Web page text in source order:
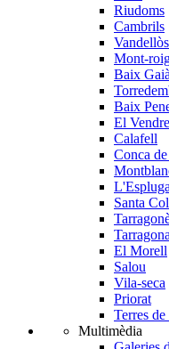
Riudoms
Cambrils
Mont-
Baix Gaià
Baix
El
Calafell
Conca
Santa
Tarragona
El Morell
Salou
Vila-seca
Priorat
Terres
Multimèdia